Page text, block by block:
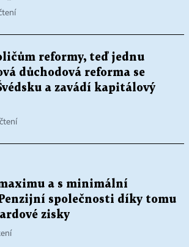
reformy, teď jednu
důchodová reforma se
a zavádí kapitálový
a s minimální
společnosti díky tomu
zisky